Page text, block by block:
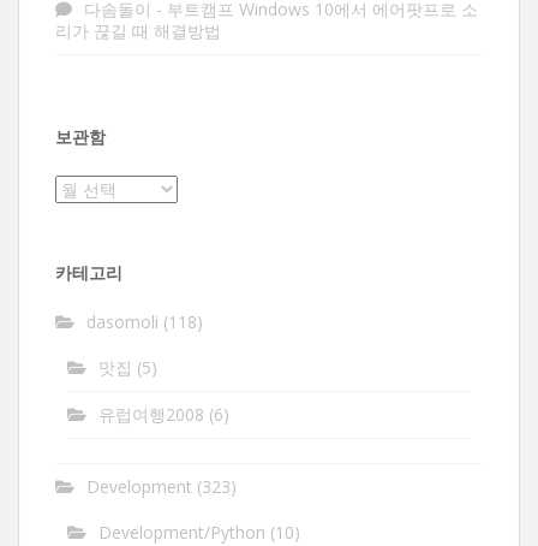
다솜돌이 - 부트캠프 Windows 10에서 에어팟프로 소
리가 끊길 때 해결방법
보관함
보
카테고리
dasomoli (118)
맛집 (5)
유럽여행2008 (6)
Development (323)
Development/Python (10)